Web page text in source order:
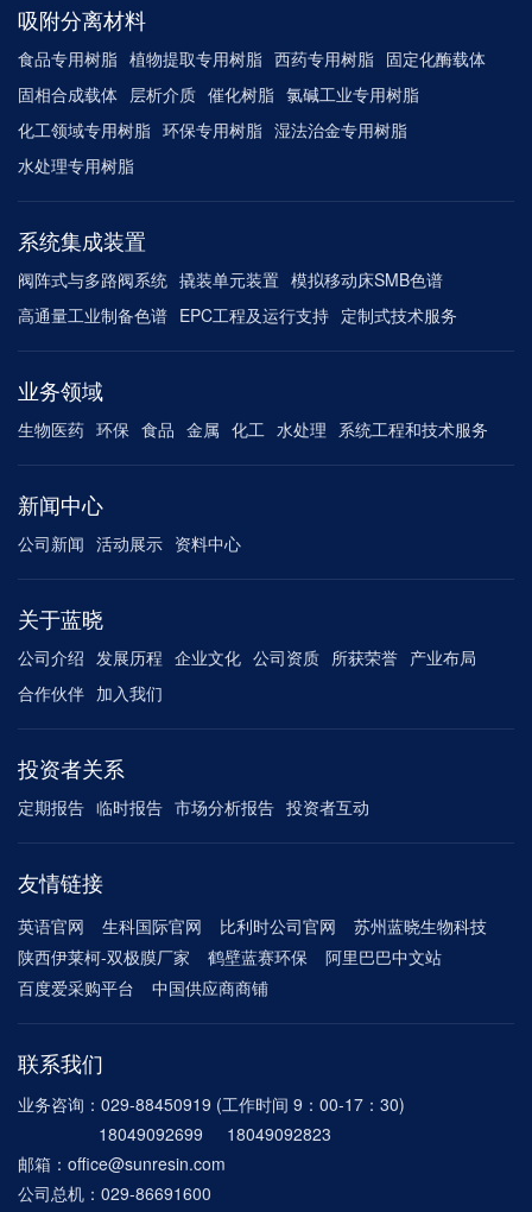
吸附分离材料
食品专用树脂 植物提取专用树脂 西药专用树脂 固定化酶载体
固相合成载体 层析介质 催化树脂 氯碱工业专用树脂
化工领域专用树脂 环保专用树脂 湿法治金专用树脂
水处理专用树脂
系统集成装置
阀阵式与多路阀系统 撬装单元装置 模拟移动床SMB色谱
高通量工业制备色谱 EPC工程及运行支持 定制式技术服务
业务领域
生物医药 环保 食品 金属 化工 水处理 系统工程和技术服务
新闻中心
公司新闻 活动展示 资料中心
关于蓝晓
公司介绍 发展历程 企业文化 公司资质 所获荣誉 产业布局
合作伙伴 加入我们
投资者关系
定期报告 临时报告 市场分析报告 投资者互动
友情链接
英语官网 生科国际官网 比利时公司官网
苏州蓝晓生物科技
陕西伊莱柯-双极膜厂家
鹤壁蓝赛环保
阿里巴巴中文站
百度爱采购平台
中国供应商商铺
联系我们
业务咨询：029-88450919 (工作时间 9：00-17：30)
18049092699 18049092823
邮箱：office@sunresin.com
公司总机：029-86691600